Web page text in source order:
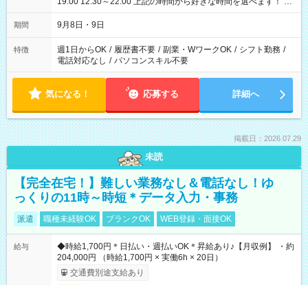
時間は変更となる可能性があります
期間 9月8日・9日
特徴 週1日からOK / 履歴書不要 / 副業・WワークOK / シフト勤務 /
電話対応なし / パソコンスキル不要
気になる！ 応募する 詳細へ
掲載日：2026.07.29
未読
【完全在宅！】難しい業務なし＆電話なし！ゆ
っくりの11時～時短＊データ入力・事務
派遣 職種未経験OK ブランクOK WEB登録・面接OK
給与
◆時給1,700円＊日払い・週払いOK＊昇給あり♪【月収例】 ・約
204,000円 （時給1,700円 × 実働6h × 20日）
交通費別途支給あり